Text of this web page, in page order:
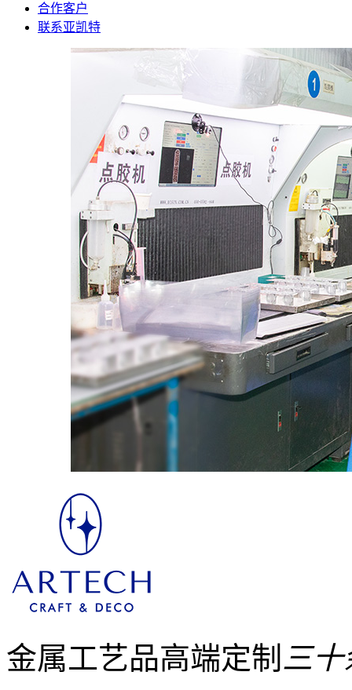
合作客户
联系亚凯特
金属工艺品高端定制 三